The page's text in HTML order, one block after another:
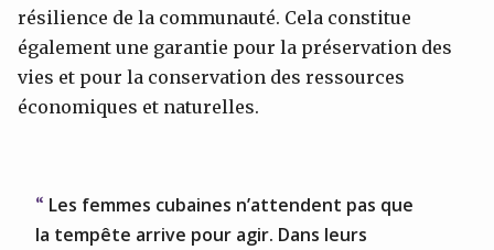
résilience de la communauté. Cela constitue
également une garantie pour la préservation des
vies et pour la conservation des ressources
économiques et naturelles.
Les femmes cubaines n’attendent pas que
la tempête arrive pour agir. Dans leurs